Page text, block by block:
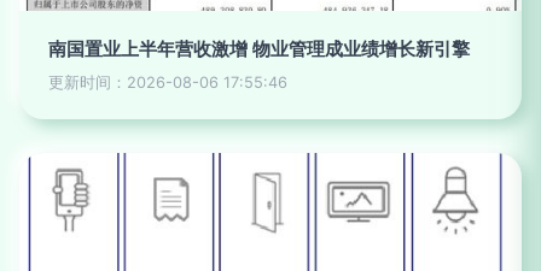
南国置业上半年营收激增 物业管理成业绩增长新引擎
更新时间：2026-08-06 17:55:46